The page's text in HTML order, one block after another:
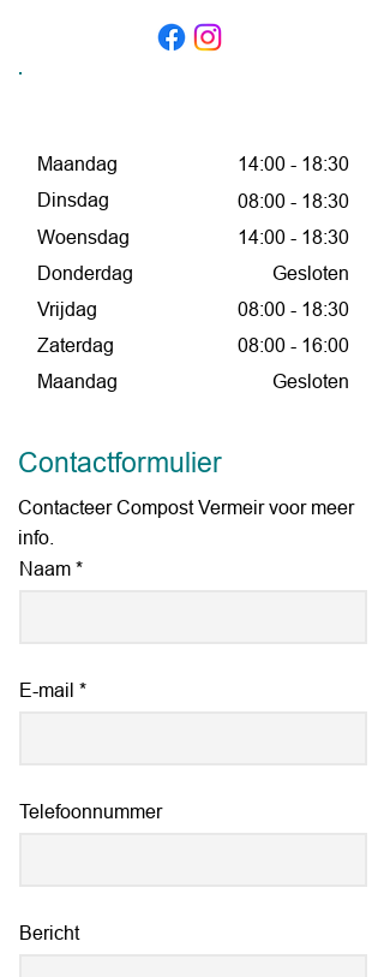
Maandag
14:00 - 18:30
Dinsdag
08:00 - 18:30
Woensdag
14:00 - 18:30
Donderdag
Gesloten
Vrijdag
08:00 - 18:30
Zaterdag
08:00 - 16:00
Maandag
Gesloten
Contactformulier
Contacteer Compost Vermeir voor meer
info.
Naam
E-mail
Telefoonnummer
Bericht